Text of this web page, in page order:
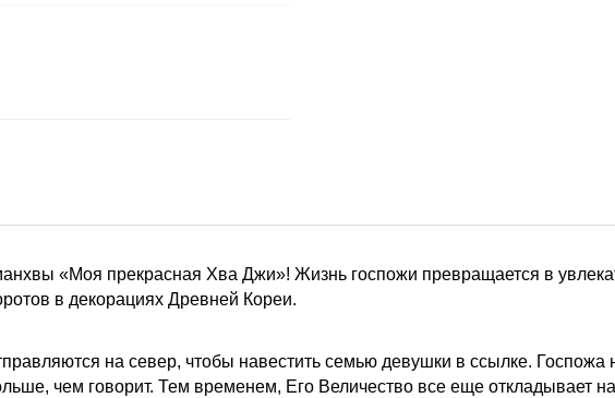
«Моя прекрасная Хва Джи»! Жизнь госпожи превращается в
в декорациях Древней Кореи.
на север, чтобы навестить семью девушки в ссылке. Госпожа
чем говорит. Тем временем, Его Величество все еще откладывает